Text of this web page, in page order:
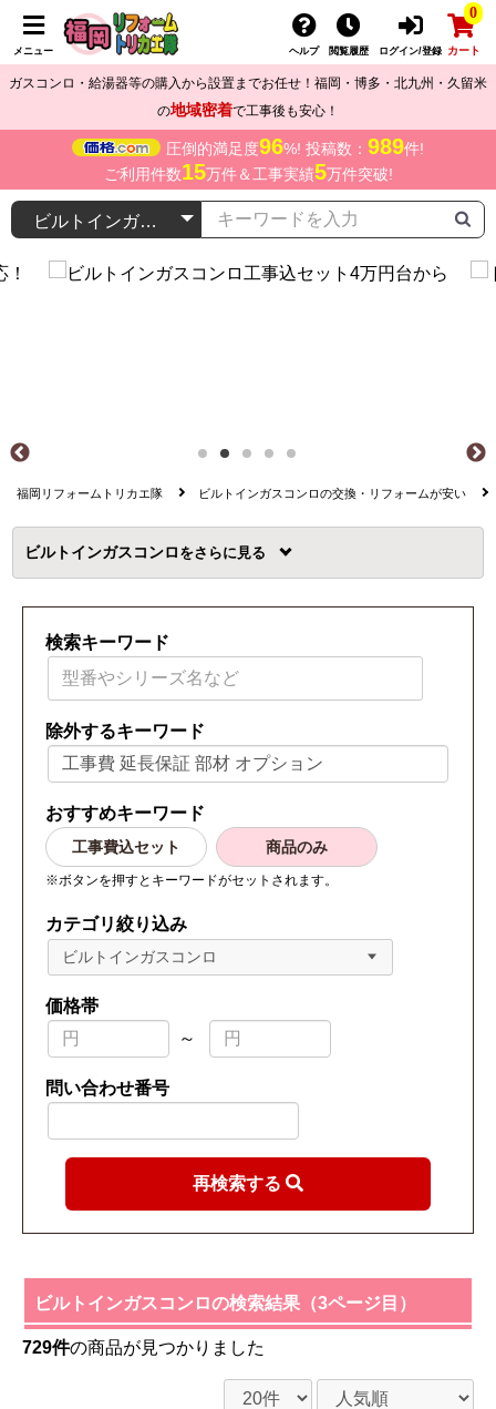
メニュー ヘルプ 閲覧履歴 ログイン/登録
0
カート
ガスコンロ・給湯器等の購入から設置までお任せ！福岡・博多・北九州・久留米
の地域密着で工事後も安心！
圧倒的満足度96%! 投稿数： 989件!
ご利用件数15万件＆工事実績5万件突破!
福岡リフォームトリカエ隊 ビルトインガスコンロの交換・リフォームが安い
ビルトインガスコンロ を
検索キーワード
除外するキーワード
おすすめキーワード
工事費込セット 商品のみ
※ボタンを押すとキーワードがセットされます。
カテゴリ絞り込み
ビルトインガスコンロ
価格帯
～
問い合わせ番号
再検索する
ビルトインガスコンロの検索結果（3ページ目）
729件の商品が見つかりました